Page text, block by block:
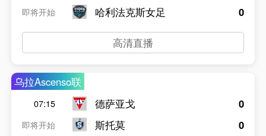
即将开始
哈利法克斯女足
0
高清直播
乌拉Ascenso联
07:15
即将开始
德萨亚戈
斯托莫
0
0